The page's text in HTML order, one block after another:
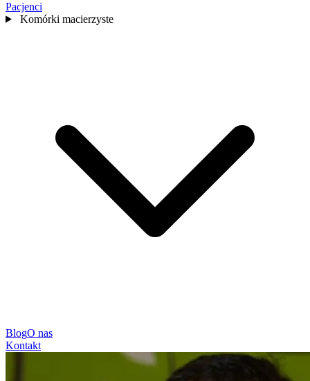
Pacjenci
Komórki macierzyste
BlogO nas
Kontakt